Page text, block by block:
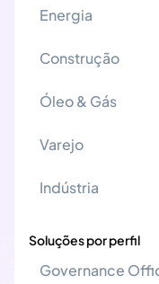
Energia
Construção
Óleo & Gás
Varejo
Indústria
Soluções por perfil
Governance